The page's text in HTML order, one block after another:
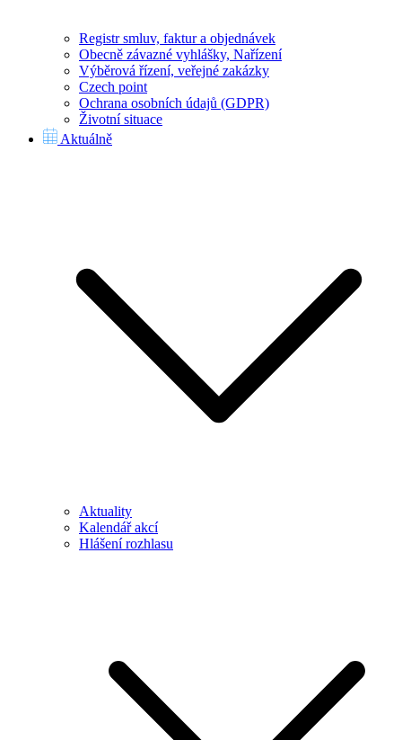
Registr smluv, faktur a objednávek
Obecně závazné vyhlášky, Nařízení
Výběrová řízení, veřejné zakázky
Czech point
Ochrana osobních údajů (GDPR)
Životní situace
Aktuálně
Aktuality
Kalendář akcí
Hlášení rozhlasu